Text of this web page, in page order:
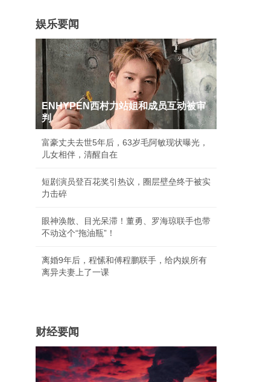
娱乐要闻
ENHYPEN西村力站姐和成员互动被审
判
富豪丈夫去世5年后，63岁毛阿敏现状曝光，
儿女相伴，清醒自在
短剧演员登百花奖引热议，圈层壁垒终于被实
力击碎
眼神涣散、目光呆滞！董勇、罗海琼联手也带
不动这个“拖油瓶”！
离婚9年后，程愫和傅程鹏联手，给内娱所有
离异夫妻上了一课
财经要闻